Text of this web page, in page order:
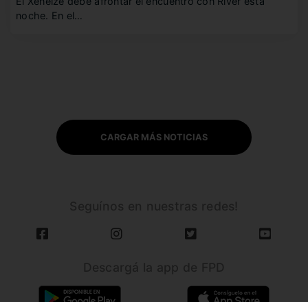
noche. En el…
CARGAR MÁS NOTICIAS